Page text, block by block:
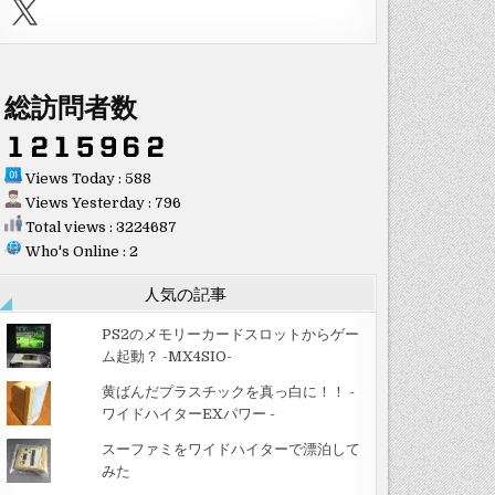
総訪問者数
Views Today : 588
Views Yesterday : 796
Total views : 3224687
Who's Online : 2
人気の記事
PS2のメモリーカードスロットからゲー
ム起動？ -MX4SIO-
黄ばんだプラスチックを真っ白に！！ -
ワイドハイターEXパワー -
スーファミをワイドハイターで漂泊して
みた